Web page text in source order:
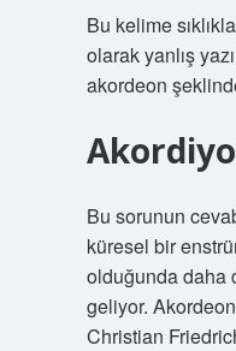
Bu kelime
olarak yanlış
akordeon
Bu sorunun
küresel bir
olduğunda daha
geliyor.
Christian